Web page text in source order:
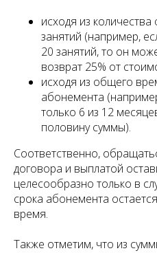
исходя из
занятий (например,
20 занятий, то он
возврат 25% от
исходя из общего
абонемента
только 6 из 12
половину суммы).
Соответственно,
договора и выплатой
целесообразно только в
срока абонемента
время.
Также отметим, что из